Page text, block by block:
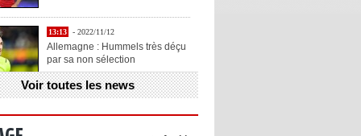
13:13 - 2022/11/12
Allemagne : Hummels très déçu
par sa non sélection
13:11 - 2022/11/12
Henry explique la chose qu'il
Voir toutes les news